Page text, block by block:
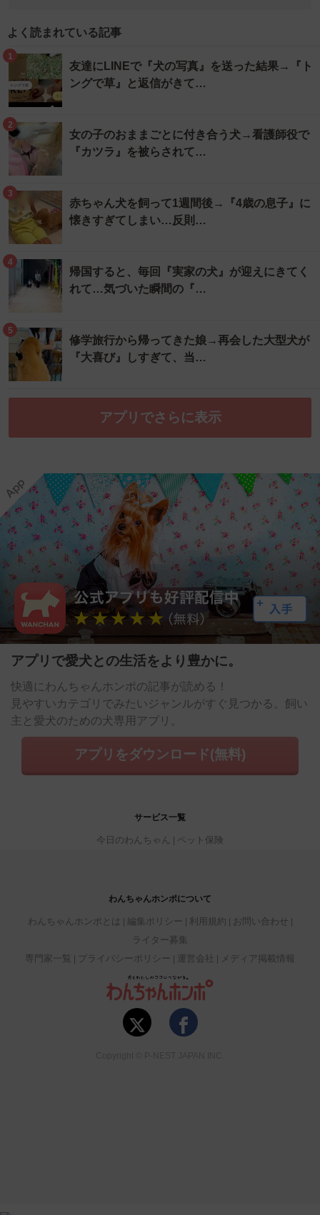
よく読まれている記事
1
友達にLINEで『犬の写真』を送った結果→『ト
ングで草』と返信がきて…
2
女の子のおままごとに付き合う犬→看護師役で
『カツラ』を被らされて…
3
赤ちゃん犬を飼って1週間後→『4歳の息子』に
懐きすぎてしまい…反則…
4
帰国すると、毎回『実家の犬』が迎えにきてく
れて…気づいた瞬間の『…
5
修学旅行から帰ってきた娘→再会した大型犬が
『大喜び』しすぎて、当…
アプリでさらに表示
アプリで愛犬との生活をより豊かに。
快適にわんちゃんホンポの記事が読める！
見やすいカテゴリでみたいジャンルがすぐ見つかる。飼い
主と愛犬のための犬専用アプリ。
アプリをダウンロード(無料)
サービス一覧
今日のわんちゃん ペット保険
わんちゃんホンポについて
わんちゃんホンポとは 編集ポリシー 利用規約
お問い合わせ
ライター募集
専門家一覧
プライバシーポリシー 運営会社 メディア掲載情報